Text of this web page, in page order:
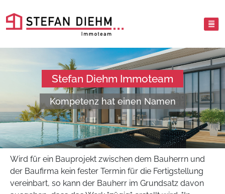
Stefan Diehm Immoteam
Kompetenz hat einen Namen
Wird für ein Bauprojekt zwischen dem Bauherrn und
der Baufirma kein fester Termin für die Fertigstellung
vereinbart, so kann der Bauherr im Grundsatz davon